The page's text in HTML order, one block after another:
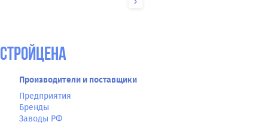
СтройЦена
Производители и поставщики
Предприятия
Бренды
Заводы РФ